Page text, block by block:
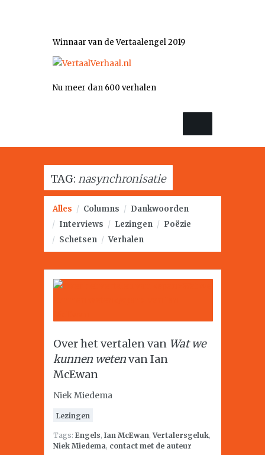
Winnaar van de Vertaalengel 2019
Nu meer dan 600 verhalen
TAG: nasynchronisatie
Alles / Columns / Dankwoorden
/ Interviews / Lezingen / Poëzie
/ Schetsen / Verhalen
Over het vertalen van Wat we
kunnen wetenvan Ian
McEwan
Niek Miedema
Lezingen
Tags: Engels, Ian McEwan,Vertalersgeluk,
Niek Miedema, contact met de auteur